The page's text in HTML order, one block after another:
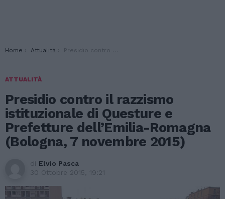
You are here:
Home Attualità Presidio contro il razzismo istituzionale di Questure e Prefetture dell’Emilia-Romagna (Bologna, 7 novembre 2015)
ATTUALITÀ
Presidio contro il razzismo
istituzionale di Questure e
Prefetture dell’Emilia-Romagna
(Bologna, 7 novembre 2015)
di Elvio Pasca
30 Ottobre 2015, 19:21